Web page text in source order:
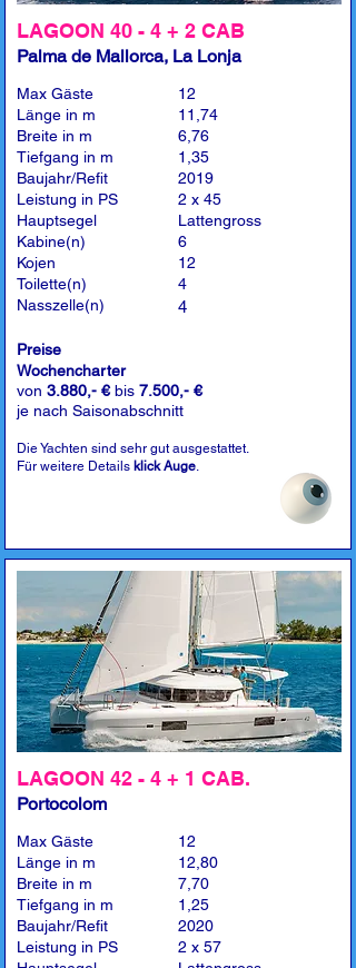
LAGOON 40 - 4 + 2 CAB
Palma de Mallorca, La Lonja
Max Gäste
Länge in m
Breite in m
Tiefgang in m
Baujahr/Refit
Leistung in PS
Hauptsegel
Kabine(n)
Kojen
Toilette(n)
Nasszelle(n)
12
11,74
6,76
1,35
2019
2 x 45
Lattengross
6
12
4
4
Preise
Wochencharter
von 3.880,- €bis 7.500,- €
je nach Saisonabschnitt
Die Yachten sind sehr gut ausgestattet.
Für weitere Details klick Auge.
LAGOON 42 - 4 + 1 CAB.
Portocolom
Max Gäste
Länge in m
Breite in m
Tiefgang in m
Baujahr/Refit
Leistung in PS
12
12,80
7,70
1,25
2020
2 x 57